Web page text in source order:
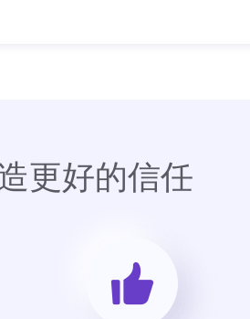
更好的信任